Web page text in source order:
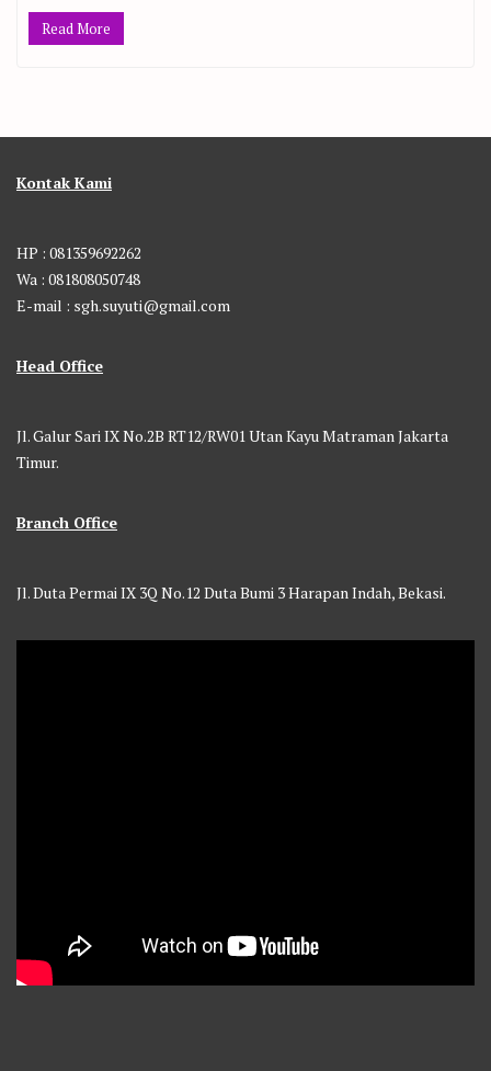
Read More
Kontak Kami
HP : 081359692262
Wa : 081808050748
E-mail : sgh.suyuti@gmail.com
Head Office
Jl. Galur Sari IX No.2B RT12/RW01 Utan Kayu Matraman Jakarta
Timur.
Branch Office
Jl. Duta Permai IX 3Q No.12 Duta Bumi 3 Harapan Indah, Bekasi.